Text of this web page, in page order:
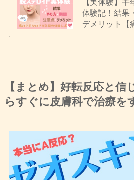
【実体験】
体験記！結果
デメリット【
【まとめ】好転反応と信
らすぐに皮膚科で治療を